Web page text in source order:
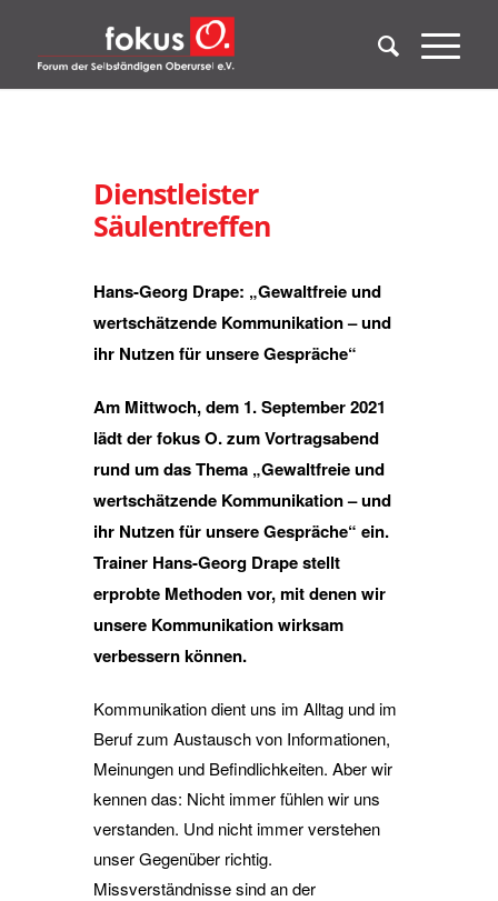
Dienstleister
Säulentreffen
Hans-Georg Drape: „Gewaltfreie und
wertschätzende Kommunikation – und
ihr Nutzen für unsere Gespräche“
Am Mittwoch, dem 1. September 2021
lädt der fokus O. zum Vortragsabend
rund um das Thema „Gewaltfreie und
wertschätzende Kommunikation – und
ihr Nutzen für unsere Gespräche“ ein.
Trainer Hans-Georg Drape stellt
erprobte Methoden vor, mit denen wir
unsere Kommunikation wirksam
verbessern können.
Kommunikation dient uns im Alltag und im
Beruf zum Austausch von Informationen,
Meinungen und Befindlichkeiten. Aber wir
kennen das: Nicht immer fühlen wir uns
verstanden. Und nicht immer verstehen
unser Gegenüber richtig.
Missverständnisse sind an der